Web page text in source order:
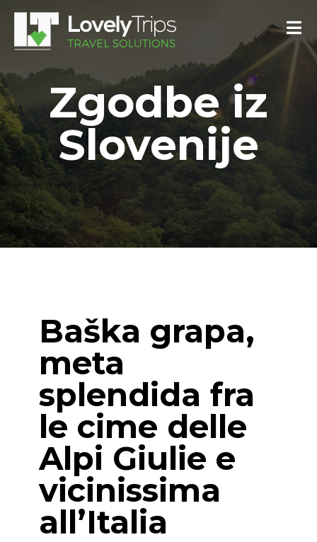
Zgodbe iz
Slovenije
Baška grapa,
meta
splendida fra
le cime delle
Alpi Giulie e
vicinissima
all’Italia